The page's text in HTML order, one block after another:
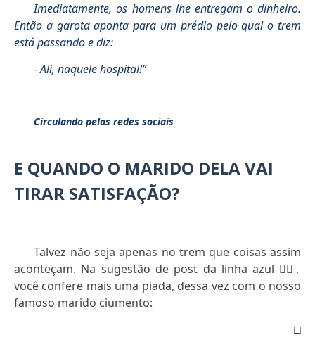
Imediatamente, os homens lhe entregam o dinheiro.
Então a garota aponta para um prédio pelo qual o trem
está passando e diz:
- Ali, naquele hospital!”
Circulando pelas redes sociais
E QUANDO O MARIDO DELA VAI
TIRAR SATISFAÇÃO?
Talvez não seja apenas no trem que coisas assim
aconteçam. Na sugestão de post da linha azul 👇🏻 ,
você confere mais uma piada, dessa vez com o nosso
famoso marido ciumento:
□